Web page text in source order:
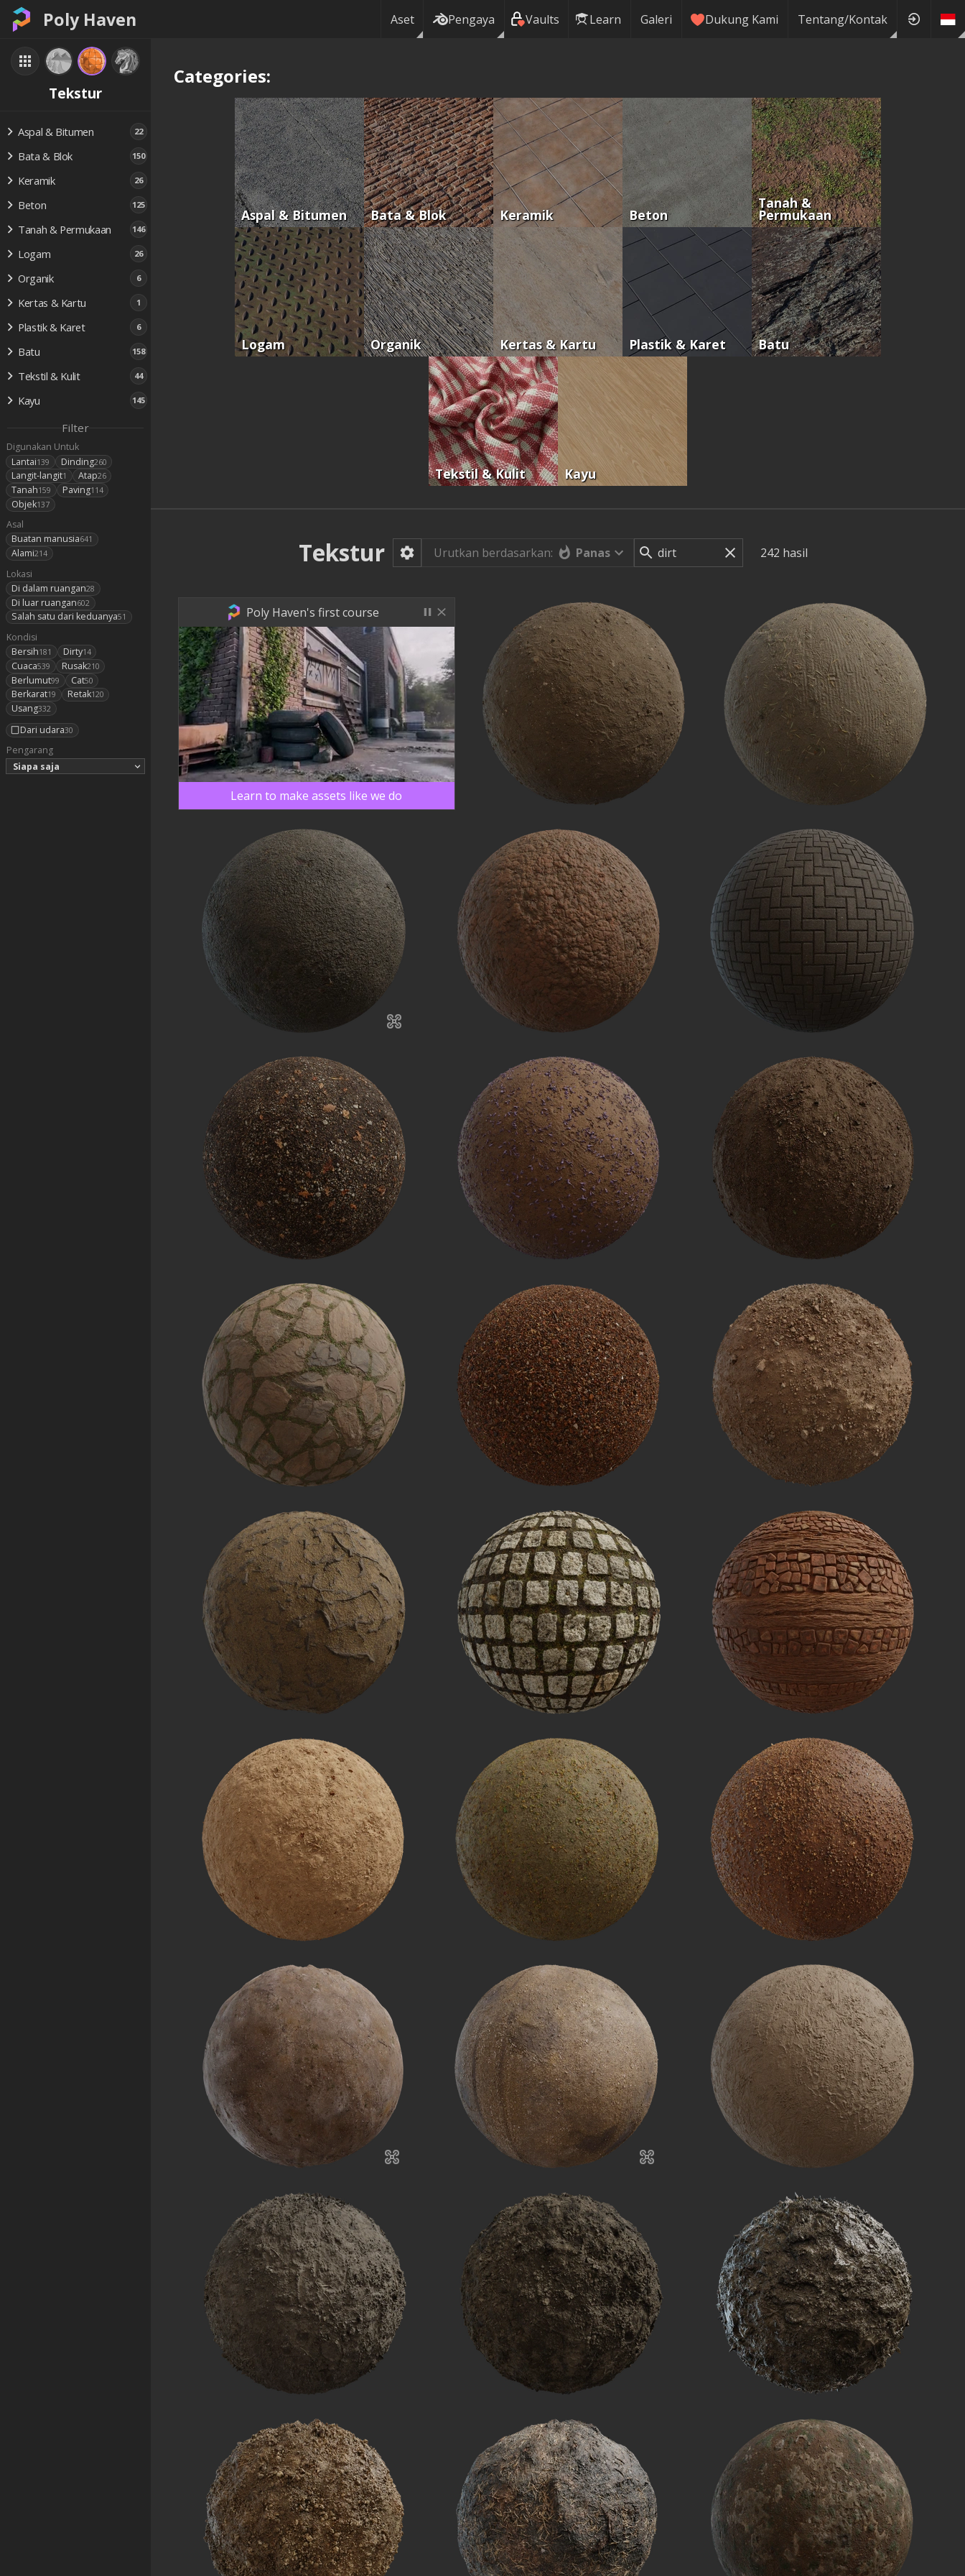
Poly Haven Aset Pengaya Vaults Learn Galeri Dukung Kami Tentang/Kontak
Tekstur
Aspal & Bitumen 22
Bata & Blok 150
Keramik 26
Beton 125
Tanah & Permukaan 146
Logam 26
Organik 6
Kertas & Kartu 1
Plastik & Karet 6
Batu 158
Tekstil & Kulit 44
Kayu 145
Filter
Digunakan Untuk
Lantai139 Dinding260
Langit-langit1 Atap26
Tanah159 Paving114
Objek137
Asal
Buatan manusia641
Alami214
Lokasi
Di dalam ruangan28
Di luar ruangan602
Salah satu dari keduanya51
Kondisi
Bersih181 Dirty14
Cuaca539 Rusak210
Berlumut99 Cat50
Berkarat19 Retak120
Usang332
Dari udara30
Pengarang
Siapa saja
Categories:
Aspal & Bitumen Bata & Blok Keramik Beton
Tanah &
Permukaan
Logam Organik Kertas & Kartu Plastik & Karet Batu
Tekstil & Kulit Kayu
Tekstur Urutkan berdasarkan: Panas 242 hasil
Poly Haven's first course
Learn to make assets like we do